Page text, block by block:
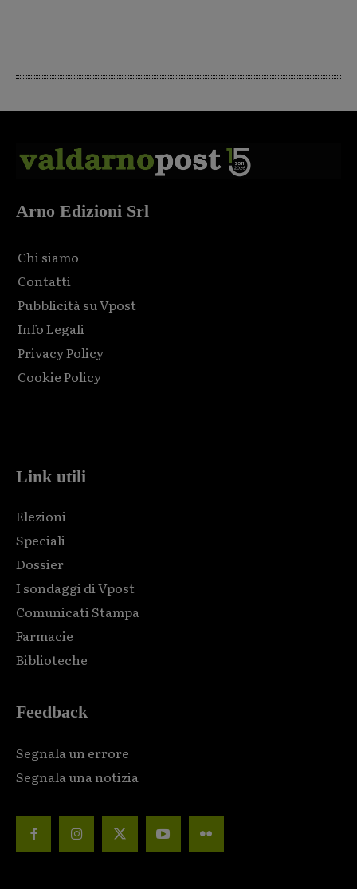
Arno Edizioni Srl
Chi siamo
Contatti
Pubblicità su Vpost
Info Legali
Privacy Policy
Cookie Policy
Link utili
Elezioni
Speciali
Dossier
I sondaggi di Vpost
Comunicati Stampa
Farmacie
Biblioteche
Feedback
Segnala un errore
Segnala una notizia